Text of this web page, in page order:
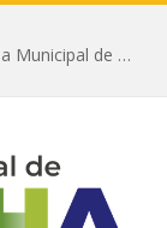
Prefeitura de Prainha, por meio da Secretaria Municipal de Educação, abre 354 vagas na área da Educação para 2025 com processo seletivo simplificado